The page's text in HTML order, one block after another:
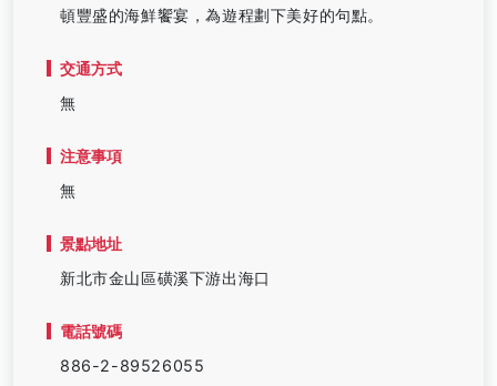
頓豐盛的海鮮饗宴，為遊程劃下美好的句點。
交通方式
無
注意事項
無
景點地址
新北市金山區磺溪下游出海口
電話號碼
886-2-89526055